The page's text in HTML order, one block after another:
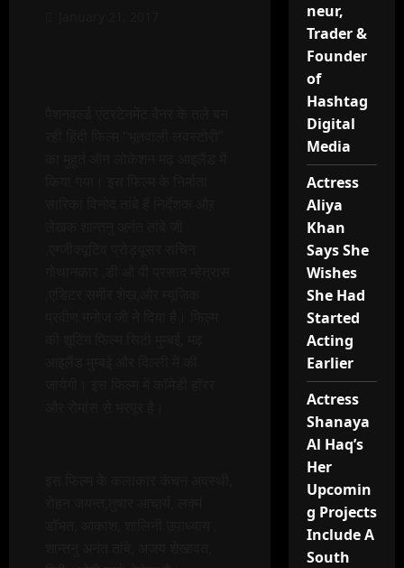
neur,
Trader &
Founder
of
Hashtag
Digital
Media
Actress
Aliya
Khan
Says She
Wishes
She Had
Started
Acting
Earlier
Actress
Shanaya
Al Haq’s
Her
Upcomin
g Projects
Include A
South